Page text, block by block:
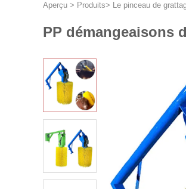
Aperçu > Produits> Le pinceau de
PP démangeaisons